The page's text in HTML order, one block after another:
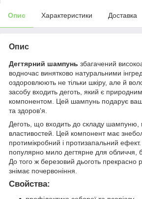
Опис Характеристики Доставка
Опис
Дегтярний шампунь збагачений
водночас винятково натуральними
оздоровлюють не тільки шкіру, але й
засобу входить деготь, який є
компонентом. Цей шампунь подарує
та здоров'я.
Деготь, що входить до складу шампуню,
властивостей. Цей компонент має
протимікробний і протизапальний
популярно мило дегтярне для обличчя,
До того ж березовий дьоготь прекрасно
знімає почервоніння.
Свойства: